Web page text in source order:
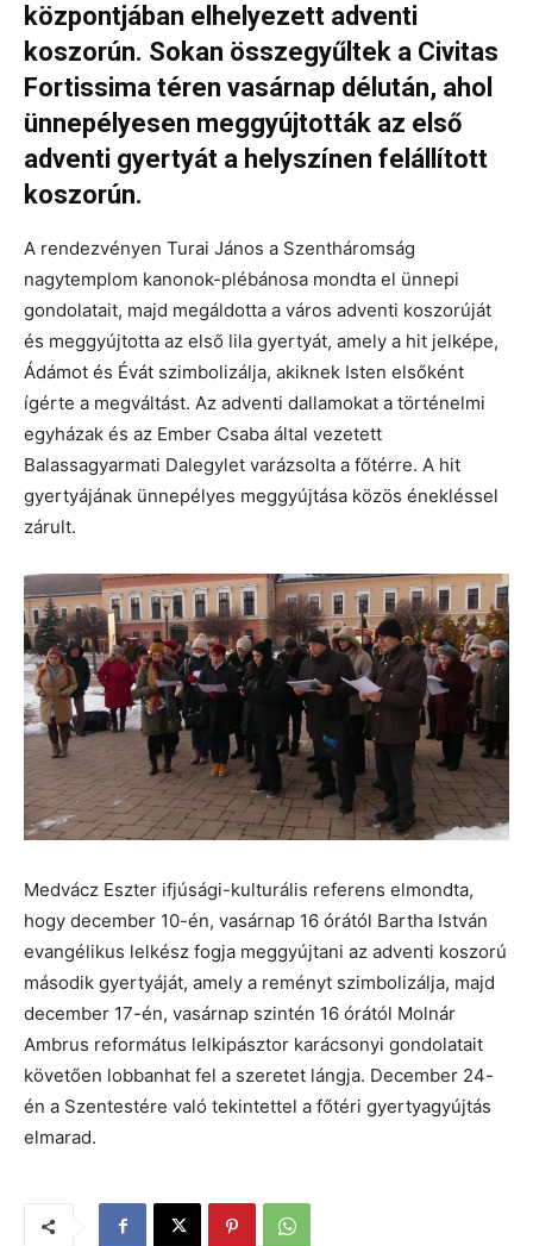
központjában elhelyezett adventi
koszorún. Sokan összegyűltek a Civitas
Fortissima téren vasárnap délután, ahol
ünnepélyesen meggyújtották az első
adventi gyertyát a helyszínen felállított
koszorún.
A rendezvényen Turai János a Szentháromság
nagytemplom kanonok-plébánosa mondta el ünnepi
gondolatait, majd megáldotta a város adventi koszorúját
és meggyújtotta az első lila gyertyát, amely a hit jelképe,
Ádámot és Évát szimbolizálja, akiknek Isten elsőként
ígérte a megváltást. Az adventi dallamokat a történelmi
egyházak és az Ember Csaba által vezetett
Balassagyarmati Dalegylet varázsolta a főtérre. A hit
gyertyájának ünnepélyes meggyújtása közös énekléssel
zárult.
Medvácz Eszter ifjúsági-kulturális referens elmondta,
hogy december 10-én, vasárnap 16 órától Bartha István
evangélikus lelkész fogja meggyújtani az adventi koszorú
második gyertyáját, amely a reményt szimbolizálja, majd
december 17-én, vasárnap szintén 16 órától Molnár
Ambrus református lelkipásztor karácsonyi gondolatait
követően lobbanhat fel a szeretet lángja. December 24-
én a Szentestére való tekintettel a főtéri gyertyagyújtás
elmarad.